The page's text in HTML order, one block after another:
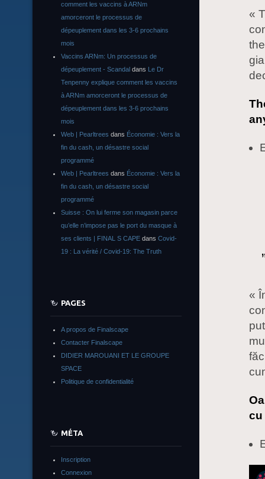
«
«
cu
comment les vaccins à ARNm
amorceront le processus de
dépeuplement dans les 3-6 prochains
mois
Vaccins ARNm: Un processus de
dépeuplement - Scandal dans Le Dr
Tenpenny explique comment les vaccins
à ARNm amorceront le processus de
dépeuplement dans les 3-6 prochains
mois
Web | Pearltrees dans Économie : Vers la
fin du cash, un désastre social
programmé
Web | Pearltrees dans Économie : Vers la
fin du cash, un désastre social
programmé
Suisse : On lui ferme son magasin parce
qu’elle n’impose pas le port du masque à
ses clients | FINAL S CAPE dans Covid-
19 : La vérité / Covid-19: The Truth
PAGES
A propos de Finalscape
Contacter Finalscape
DIDIER MAROUANI ET LE GROUPE
SPACE
Politique de confidentialité
MÉTA
Inscription
Connexion